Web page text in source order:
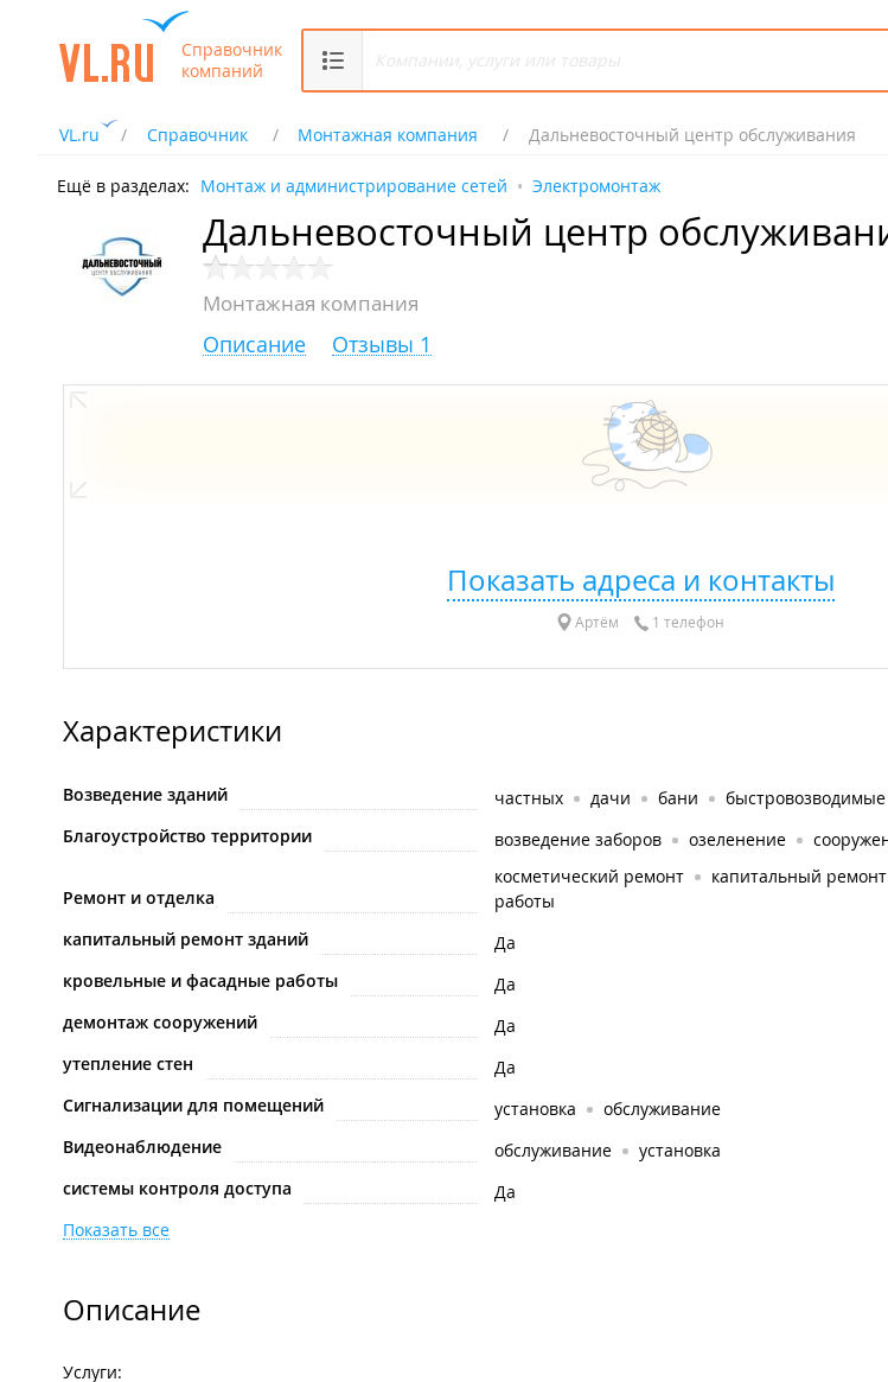
Справочник
компаний
VL.ru Справочник Монтажная компания Дальневосточный центр обслуживания
Ещё в разделах: Монтаж и администрирование сетей Электромонтаж
Дальневосточный центр
Монтажная компания
Описание Отзывы 1
Показать адреса и контакты
Артём 1 телефон
Характеристики
Возведение зданий частных дачи бани
Благоустройство территории
возведение заборов озеленение
Ремонт и отделка
косметический ремонт капитальный ремонт
работы
капитальный ремонт зданий
Да
кровельные и фасадные работы
Да
демонтаж сооружений
Да
утепление стен
Да
Сигнализации для помещений
установка
обслуживание
Видеонаблюдение
обслуживание
установка
системы контроля доступа
Да
Показать все
Описание
Услуги: